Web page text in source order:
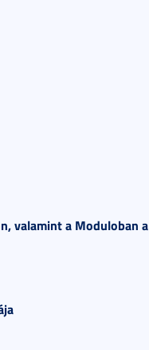
valamint a Moduloban a